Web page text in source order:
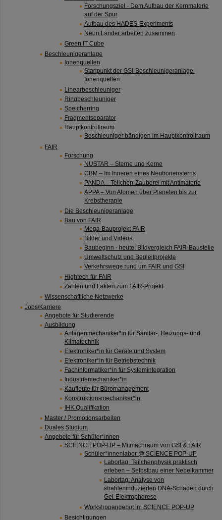
Forschungsziel - Dem Aufbau der Kernmaterie
auf der Spur
Aufbau des HADES-Experiments
Neun Länder arbeiten zusammen
Green IT Cube
Beschleunigeranlage
Ionenquellen
Startpunkt der GSI-Beschleunigeranlage:
Ionenquellen
Linearbeschleuniger
Ringbeschleuniger
Speicherring
Fragmentseparator
Hauptkontrollraum
Beschleuniger bändigen im Hauptkontrollraum
FAIR
Forschung
NUSTAR – Sterne und Kerne
CBM – Im Inneren eines Neutronensterns
PANDA – Teilchen-Zauberei mit Antimaterie
APPA – Von Atomen über Planeten bis zur
Krebstherapie
Die Beschleunigeranlage
Bau von FAIR
Mega-Bauprojekt FAIR
Bilder und Videos
Baubeginn - heute: Bildvergleich FAIR-Baustelle
Umweltschutz und Begleitprojekte
Verkehrswege rund um FAIR und GSI
Hightech für FAIR
Zahlen und Fakten zum FAIR-Projekt
Wissenschaftliche Netzwerke
Jobs/Karriere
Angebote für Studierende
Ausbildung
Anlagenmechaniker*in für Sanitär-, Heizungs- und
Klimatechnik
Elektroniker*in für Geräte und System
Elektroniker*in für Betriebstechnik
Fachinformatiker*in für Systemintegration
Industriemechaniker*in
Kaufleute für Büromanagement
Konstruktionsmechaniker*in
IHK Qualifikation
Master / Promotionsarbeiten
Duales Studium
Angebote für Schüler*innen
SCIENCE POP-UP – Mitmachraum von GSI & FAIR
Schüler*innenlabor @ SCIENCE POP-UP
Labortag: Teilchenphysik praktisch
erleben – Selbstbau einer Nebelkammer
Labortag: Analyse von
strahleninduzierten DNA-Schäden durch
Gel-Elektrophorese
Workshopangebot im SCIENCE POP-UP
Besichtigungen